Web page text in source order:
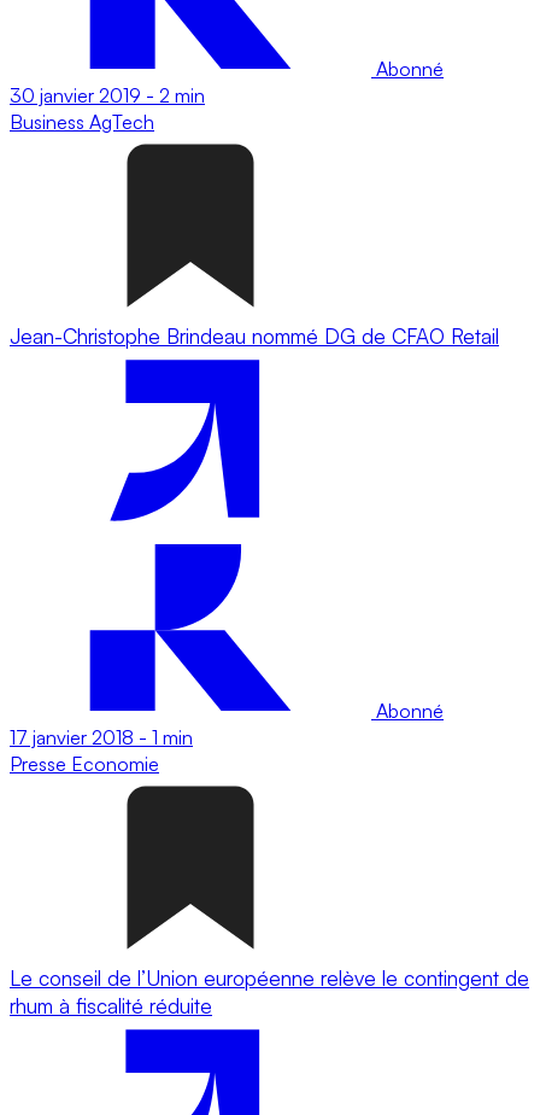
Abonné
30 janvier 2019 - 2 min
Business AgTech
Jean-Christophe Brindeau nommé DG de CFAO Retail
Abonné
17 janvier 2018 - 1 min
Presse Economie
Le conseil de l’Union européenne relève le contingent de
rhum à fiscalité réduite